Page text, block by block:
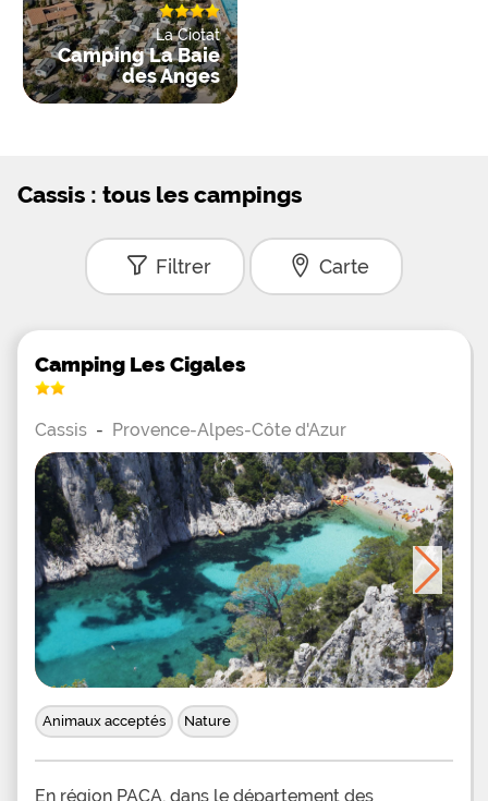
La Ciotat
Camping La Baie
des Anges
Cassis : tous les campings
Filtrer Carte
Camping Les Cigales
Cassis - Provence-Alpes-Côte d'Azur
Animaux acceptés Nature
En région PACA, dans le département des